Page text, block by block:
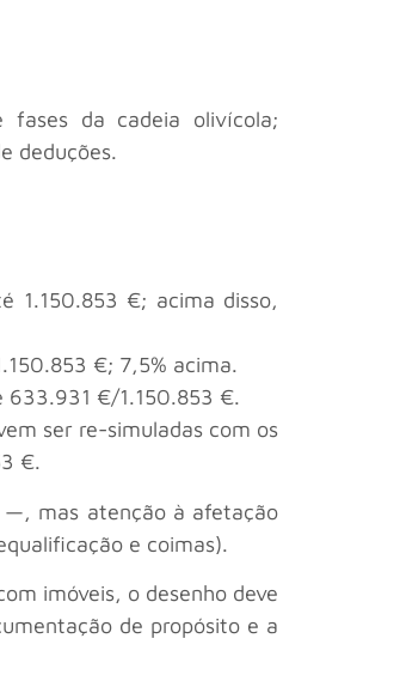
fases da cadeia olivícola;
deduções.
1.150.853 €; acima disso,
€; 7,5% acima.
633.931 €/1.150.853 €.
ser re-simuladas com os
€.
mas atenção à afetação
e coimas).
imóveis, o desenho deve
de propósito e a